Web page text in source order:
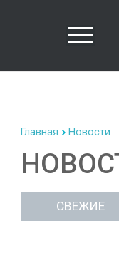
Главная Новости
СВЕЖИЕ